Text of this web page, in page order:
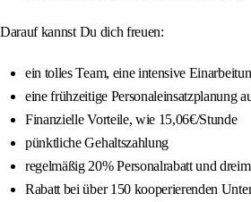
Darauf kannst Du dich freuen:
ein tolles Team, eine intensive
eine frühzeitige Personaleinsatzplanung
Finanzielle Vorteile, wie 15,06€/Stunde
pünktliche Gehaltszahlung
regelmäßig 20% Personalrabatt und
Rabatt bei über 150 kooperierenden